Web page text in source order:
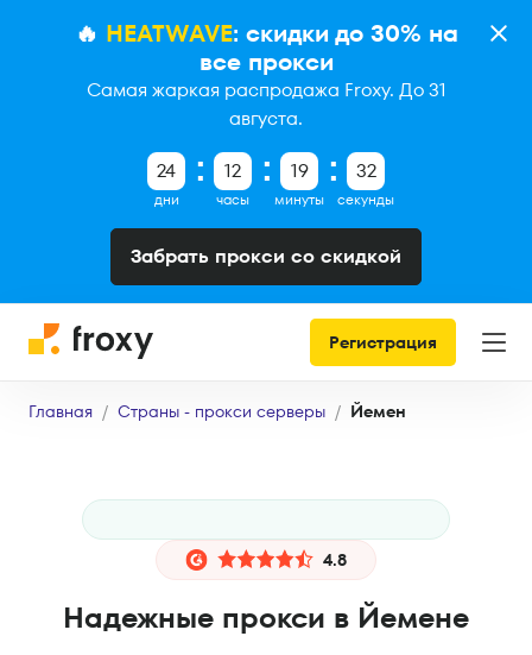
🔥 HEATWAVE: скидки до 30% на
все прокси
Самая жаркая распродажа Froxy. До 31
августа.
24
дни
12
часы
19
минуты
31
секунды
Забрать прокси со скидкой
Регистрация
Главная Страны - прокси серверы Йемен
4.8
Надежные прокси в Йемене